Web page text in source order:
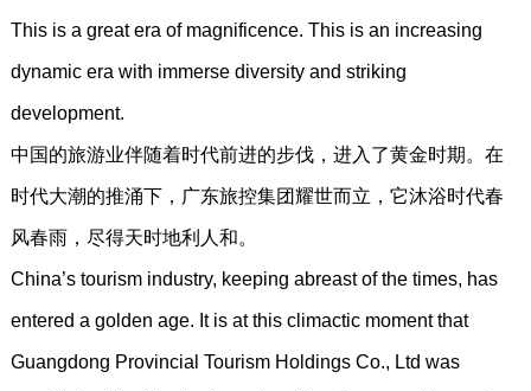
This is a great era of magnificence. This is an increasing
dynamic era with immerse diversity and striking
development.
中国的旅游业伴随着时代前进的步伐，进入了黄金时期。在
时代大潮的推涌下，广东旅控集团耀世而立，它沐浴时代春
风春雨，尽得天时地利人和。
China’s tourism industry, keeping abreast of the times, has
entered a golden age. It is at this climactic moment that
Guangdong Provincial Tourism Holdings Co., Ltd was